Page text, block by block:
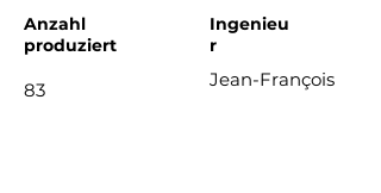
Anzahl
produziert
83
Ingenieu
r
Jean-François